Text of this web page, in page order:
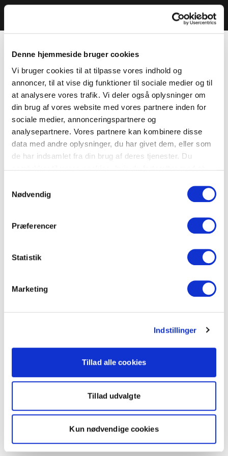
Denne hjemmeside bruger cookies
Vi bruger cookies til at tilpasse vores indhold og
annoncer, til at vise dig funktioner til sociale medier og til
at analysere vores trafik. Vi deler også oplysninger om
din brug af vores website med vores partnere inden for
sociale medier, annonceringspartnere og
analysepartnere. Vores partnere kan kombinere disse
data med andre oplysninger, du har givet dem, eller som
de har indsamlet fra din brug af deres tjenester. Du
Nødvendig
Præferencer
Statistik
Marketing
Indstillinger
Tillad alle cookies
Tillad udvalgte
Kun nødvendige cookies